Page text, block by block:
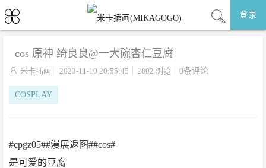
登录
cos 原神 绮良良@一大碗杏仁豆腐 ​​​
 米卡插画 2023-11-10 20:55:45 2802 浏览 0条评论
COSPLAY
#cpgz05##漫展返图##cos#
是可爱的豆腐